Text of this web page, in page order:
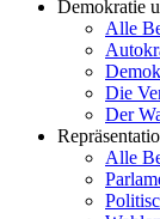
Demokratie
Alle
Die
Der
Alle